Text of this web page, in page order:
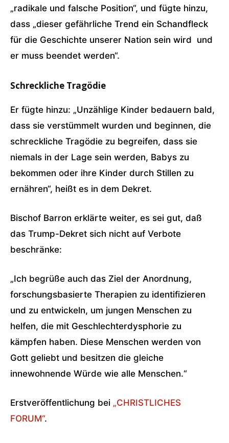
„radikale und falsche Position“, und fügte hinzu,
dass „dieser gefährliche Trend ein Schandfleck
für die Geschichte unserer Nation sein wird und
er muss beendet werden“.
Schreckliche Tragödie
Er fügte hinzu: „Unzählige Kinder bedauern bald,
dass sie verstümmelt wurden und beginnen, die
schreckliche Tragödie zu begreifen, dass sie
niemals in der Lage sein werden, Babys zu
bekommen oder ihre Kinder durch Stillen zu
ernähren“, heißt es in dem Dekret.
Bischof Barron erklärte weiter, es sei gut, daß
das Trump-Dekret sich nicht auf Verbote
beschränke:
„Ich begrüße auch das Ziel der Anordnung,
forschungsbasierte Therapien zu identifizieren
und zu entwickeln, um jungen Menschen zu
helfen, die mit Geschlechterdysphorie zu
kämpfen haben. Diese Menschen werden von
Gott geliebt und besitzen die gleiche
innewohnende Würde wie alle Menschen.“
Erstveröffentlichung bei „CHRISTLICHES
FORUM“.